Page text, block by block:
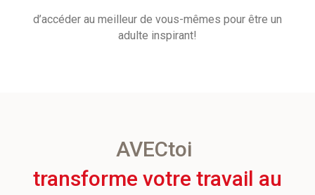
d’accéder au meilleur de vous-mêmes pour être un
adulte inspirant!
AVECtoi
transforme votre travail au